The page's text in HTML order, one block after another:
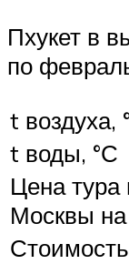
Пхукет в
по
t воздуха,
t воды, °С
Цена тура
Москвы